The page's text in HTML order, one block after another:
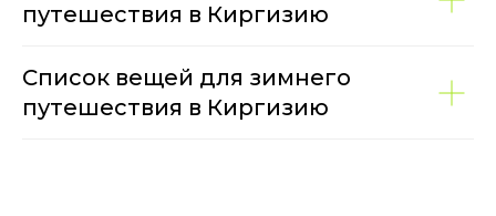
путешествия в Киргизию
Список вещей для зимнего
путешествия в Киргизию